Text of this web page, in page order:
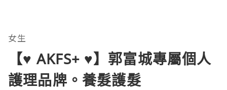
女生
【♥ AKFS+ ♥】郭富城專屬個人
護理品牌。養髮護髮